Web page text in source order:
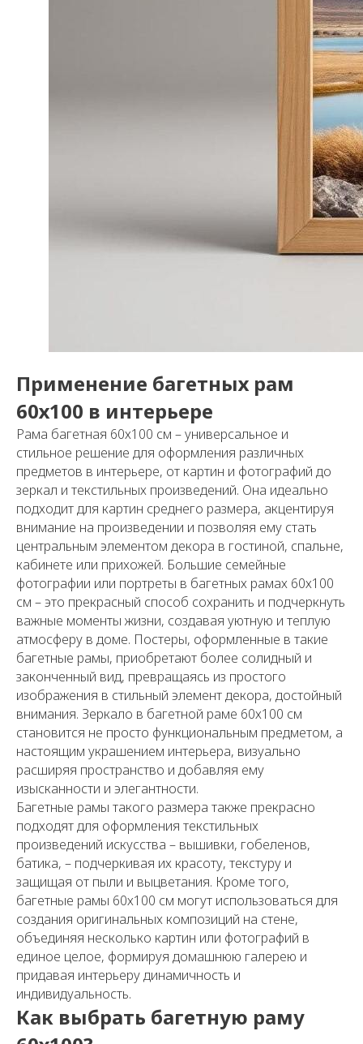
Применение багетных рам
60х100 в интерьере
Рама багетная 60х100 см – универсальное и
стильное решение для оформления различных
предметов в интерьере, от картин и фотографий до
зеркал и текстильных произведений. Она идеально
подходит для картин среднего размера, акцентируя
внимание на произведении и позволяя ему стать
центральным элементом декора в гостиной, спальне,
кабинете или прихожей. Большие семейные
фотографии или портреты в багетных рамах 60х100
см – это прекрасный способ сохранить и подчеркнуть
важные моменты жизни, создавая уютную и теплую
атмосферу в доме. Постеры, оформленные в такие
багетные рамы, приобретают более солидный и
законченный вид, превращаясь из простого
изображения в стильный элемент декора, достойный
внимания. Зеркало в багетной раме 60х100 см
становится не просто функциональным предметом, а
настоящим украшением интерьера, визуально
расширяя пространство и добавляя ему
изысканности и элегантности.
Багетные рамы такого размера также прекрасно
подходят для оформления текстильных
произведений искусства – вышивки, гобеленов,
батика, – подчеркивая их красоту, текстуру и
защищая от пыли и выцветания. Кроме того,
багетные рамы 60х100 см могут использоваться для
создания оригинальных композиций на стене,
объединяя несколько картин или фотографий в
единое целое, формируя домашнюю галерею и
придавая интерьеру динамичность и
индивидуальность.
Как выбрать багетную раму